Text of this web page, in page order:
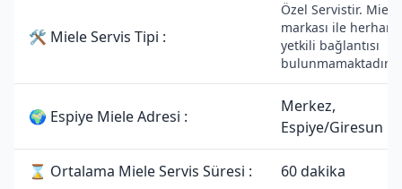
🛠 Miele Servis Tipi :
Özel Servistir. Miele
markası ile
yetkili bağlantısı
bulunmamaktadır.
🌍 Espiye Miele Adresi :
Merkez,
Espiye/Giresun
⌛ Ortalama Miele Servis Süresi : 60 dakika